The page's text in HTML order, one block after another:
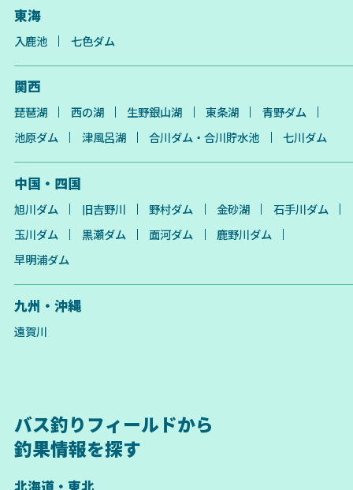
東海
入鹿池 七色ダム
関西
琵琶湖 西の湖 生野銀山湖 東条湖
青野ダム
池原ダム
津風呂湖 合川ダム・合川貯水池 七川ダム
中国・四国
旭川ダム 旧吉野川 野村ダム 金砂湖
石手川ダム
玉川ダム
黒瀬ダム 面河ダム
鹿野川ダム
早明浦ダム
九州・沖縄
遠賀川
バス釣りフィールドから
釣果情報を探す
北海道・東北